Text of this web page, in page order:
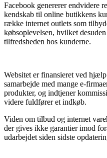
Facebook genererer endvidere
kendskab til online butikkens
række internet outlets som
købsoplevelsen, hvilket
tilfredsheden hos kunderne.
Websitet er finansieret ved
samarbejde med mange e-
produkter, og indtjener
videre fuldfører et indkøb.
Viden om tilbud og internet
der gives ikke garantier imod
udarbejdet siden sidste